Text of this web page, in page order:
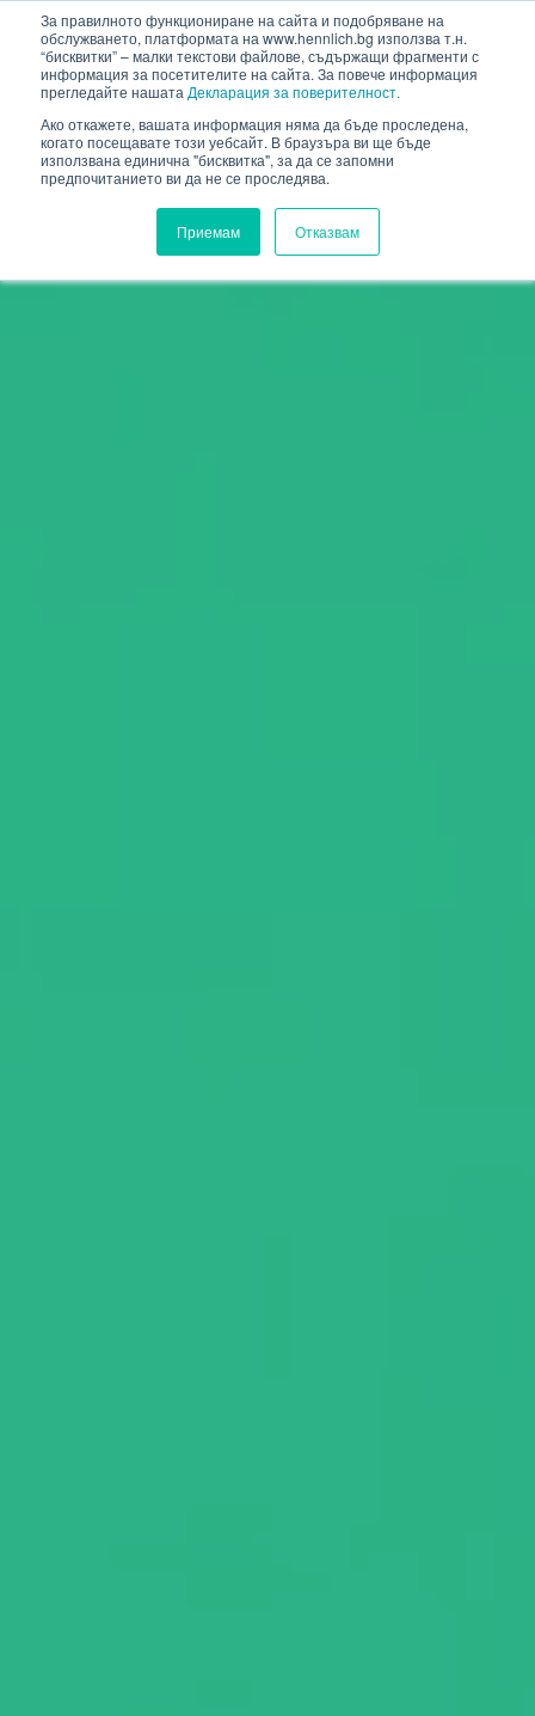
За правилното функциониране на сайта и подобряване на
обслужването, платформата на www.hennlich.bg използва т.н.
“бисквитки” – малки текстови файлове, съдържащи фрагменти с
информация за посетителите на сайта. За повече информация
прегледайте нашата Декларация за поверителност.
Ако откажете, вашата информация няма да бъде проследена,
когато посещавате този уебсайт. В браузъра ви ще бъде
използвана единична "бисквитка", за да се запомни
предпочитанието ви да не се проследява.
Приемам Отказвам
HENNLICH